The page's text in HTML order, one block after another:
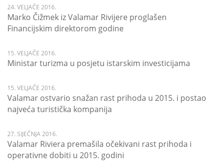
24. VELJAČE 2016.
Marko Čižmek iz Valamar Rivijere proglašen
Financijskim direktorom godine
15. VELJAČE 2016.
Ministar turizma u posjetu istarskim investicijama
15. VELJAČE 2016.
Valamar ostvario snažan rast prihoda u 2015. i postao
najveća turistička kompanija
27. SIJEČNJA 2016.
Valamar Riviera premašila očekivani rast prihoda i
operativne dobiti u 2015. godini